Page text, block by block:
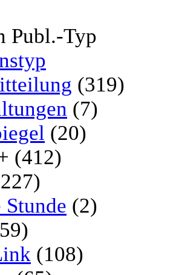
Publ.-Typ
(319)
(7)
(20)
(412)
(2)
(108)